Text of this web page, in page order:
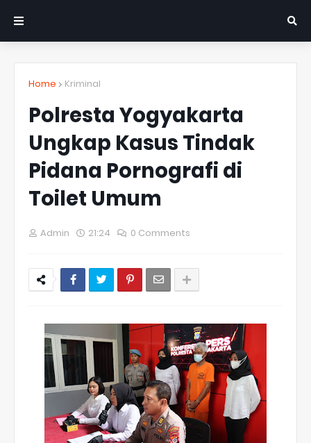
Home Kriminal
Polresta Yogyakarta
Ungkap Kasus Tindak
Pidana Pornografi di
Toilet Umum
Admin 21:24 0 Comments